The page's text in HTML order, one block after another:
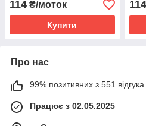
114 ₴/моток
Купити
114
Про нас
99% позитивних з 551 відгука
Працює з 02.05.2025